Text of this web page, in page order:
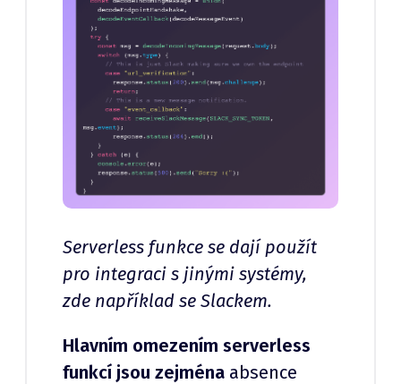
Serverless funkce se dají použít
pro integraci s jinými systémy,
zde například se Slackem.
Hlavním omezením serverless
funkcí jsou zejména absence